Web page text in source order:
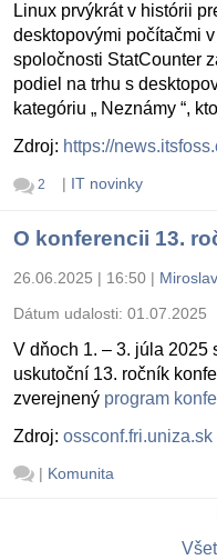
Linux prvýkrát v histórii
desktopovými počítačmi
spoločnosti StatCounter
podiel na trhu s
kategóriu „ Neznámy “,
Zdroj: https://
2 | IT novinky
O konferencii 13.
26.06.2025 | 16:50 |
Dátum udalosti: 01.07.2025
V dňoch 1. – 3. júla 2025
uskutoční 13. ročník
zverejnený program
Zdroj: ossconf.fri.uniza.sk
| Komunita